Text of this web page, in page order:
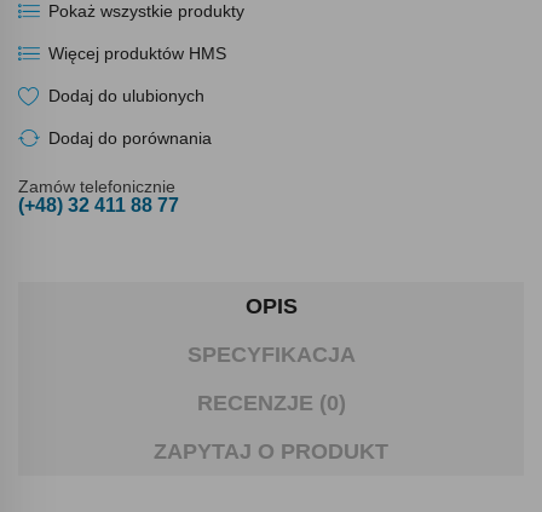
Pokaż wszystkie produkty
Więcej produktów HMS
Dodaj do ulubionych
Dodaj do porównania
Zamów telefonicznie
(+48) 32 411 88 77
OPIS
SPECYFIKACJA
RECENZJE (0)
ZAPYTAJ O PRODUKT